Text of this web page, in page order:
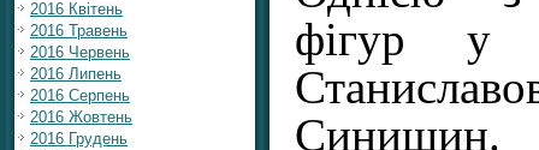
2016 Квітень
2016 Травень
2016 Червень
2016 Липень
2016 Серпень
2016 Жовтень
2016 Грудень
фігур у
Синишин.